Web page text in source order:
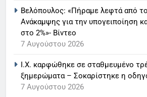
Βελόπουλος: «Πήραμε λεφτά από
Ανάκαμψης για την υπογειποίηση
στο 2%»- Βίντεο
7 Αυγούστου 2026
Ι.Χ. καρφώθηκε σε σταθμευμένο
ξημερώματα – Σοκαρίστηκε η
7 Αυγούστου 2026
συνδρομητική
LIFESTYLE-MEDIA
1
LIFESTYLE-MEDIA